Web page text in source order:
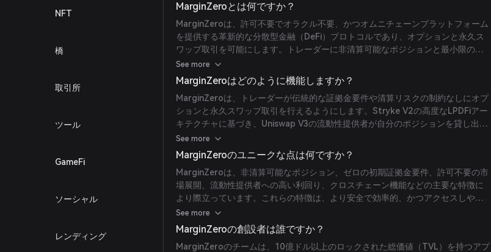
NFT
橋
取引所
ツール
GameFi
ソーシャル
レンディング
MarginZeroとは何ですか？
MarginZeroは、許可不要でオラクル不要、かつオムニチェーンプラットフォーム
を提供する革新的な分散型金融（DeFi）プロトコルであり、オプションと永久ス
ワップ取引を可能にします。トレーダーに非清算可能なポジションと最小限の初
期証拠金要件を提供することで、DeFiの状況を変革し、取引のアクセス性と安全
性を向上させることを目指しています。
See more
MarginZeroはどのように機能しますか？
MarginZeroは、トレーダーが伝統的な証拠金要件や清算リスクの制約なしにオプ
ションと永久スワップ取引を行えるようにします。Stryke V2の高度なLPDFiアー
キテクチャに基づき、Uniswap V3の流動性提供者が自分のポジションを貸し出す
ことを可能にし、新しいDeFiプリミティブの創出と高い利回りを実現していま
す。このプロトコルのクロスチェーン機能により複数のブロックチェーンネット
ワークの流動性が統合され、DeFiエコシステムの流動性断片化問題に対応してい
ます。
See more
MarginZeroのユニークな点は何ですか？
MarginZeroは、非清算可能なポジション、ゼロの初期証拠金要件、許可不要の市
場展開、流動性提供者への高い利回り、クロスチェーン機能などの主要な特徴に
より際立っています。これらの特徴は、より安全で効率的、かつアクセスしやす
い取引環境を形成しています。
See more
MarginZeroの創設者は誰ですか？
MarginZeroのチームは、10億ドル以上のロックされた総価値（TVL）を持つアプ